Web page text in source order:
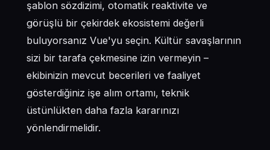
şablon sözdizimi, otomatik reaktivite ve
görüşlü bir çekirdek ekosistemi değerli
buluyorsanız Vue'yu seçin. Kültür savaşlarının
sizi bir tarafa çekmesine izin vermeyin –
ekibinizin mevcut becerileri ve faaliyet
gösterdiğiniz işe alım ortamı, teknik
üstünlükten daha fazla kararınızı
yönlendirmelidir.